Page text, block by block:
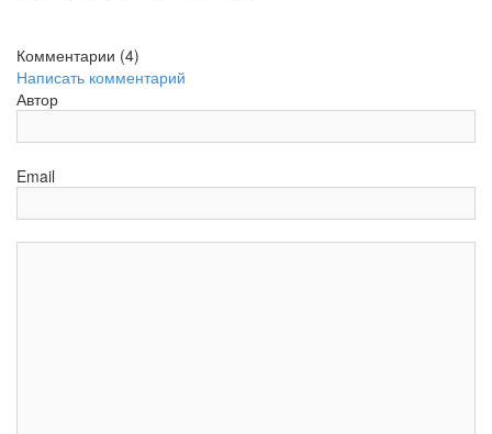
Комментарии (4)
Написать комментарий
Автор
Email